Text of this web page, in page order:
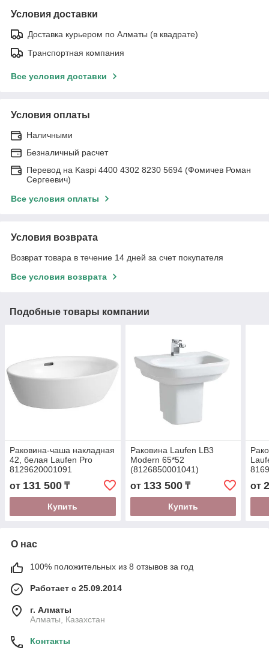
Условия доставки
Доставка курьером по Алматы (в квадрате)
Транспортная компания
Все условия доставки
Условия оплаты
Наличными
Безналичный расчет
Перевод на Kaspi 4400 4302 8230 5694 (Фомичев Роман
Сергеевич)
Все условия оплаты
Условия возврата
Возврат товара в течение 14 дней за счет покупателя
Все условия возврата
Подобные товары компании
Раковина-чаша накладная
42, белая Laufen Pro
8129620001091
от 131 500 ₸
Купить
Раковина Laufen LB3
Modern 65*52
(8126850001041)
от 133 500₸
Купить
от
О нас
100% положительных из 8 отзывов за год
Работает с 25.09.2014
г. Алматы
Алматы, Казахстан
Контакты